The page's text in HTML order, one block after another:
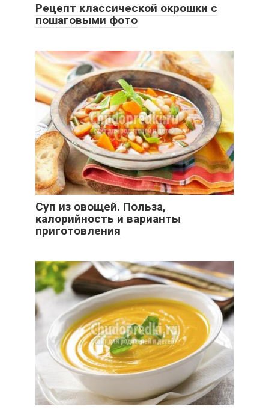
Рецепт классической окрошки с
пошаговыми фото
Суп из овощей. Польза,
калорийность и варианты
приготовления